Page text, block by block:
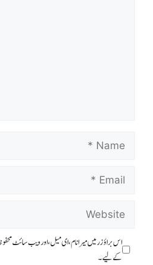
Email
Website
اس براؤزر میں میرا نام، ای میل، اور ویب سائٹ
کےلیے۔